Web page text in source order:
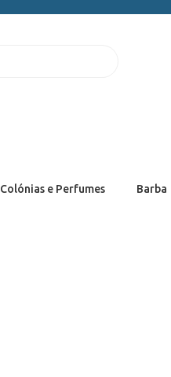
Colónias e Perfumes Barba